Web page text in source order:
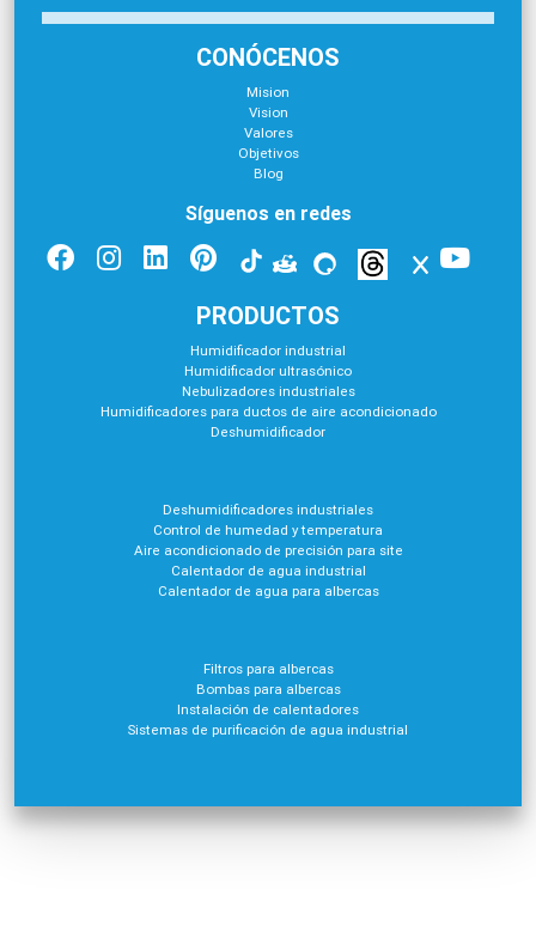
CONÓCENOS
Mision
Vision
Valores
Objetivos
Blog
Síguenos en redes
PRODUCTOS
Humidificador industrial
Humidificador ultrasónico
Nebulizadores industriales
Humidificadores para ductos de aire acondicionado
Deshumidificador
Deshumidificadores industriales
Control de humedad y temperatura
Aire acondicionado de precisión para site
Calentador de agua industrial
Calentador de agua para albercas
Filtros para albercas
Bombas para albercas
Instalación de calentadores
Sistemas de purificación de agua industrial